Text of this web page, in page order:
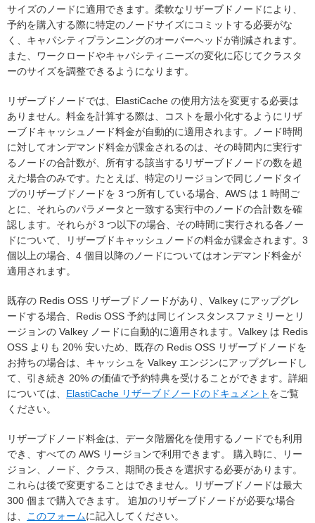
サイズのノードに適用できます。柔軟なリザーブドノードにより、
予約を購入する際に特定のノードサイズにコミットする必要がな
く、キャパシティプランニングのオーバーヘッドが削減されます。
また、ワークロードやキャパシティニーズの変化に応じてクラスタ
ーのサイズを調整できるようになります。
リザーブドノードでは、ElastiCache の使用方法を変更する必要は
ありません。料金を計算する際は、コストを最小化するようにリザ
ーブドキャッシュノード料金が自動的に適用されます。ノード時間
に対してオンデマンド料金が課金されるのは、その時間内に実行す
るノードの合計数が、所有する該当するリザーブドノードの数を超
えた場合のみです。たとえば、特定のリージョンで同じノードタイ
プのリザーブドノードを 3 つ所有している場合、AWS は 1 時間ご
とに、それらのパラメータと一致する実行中のノードの合計数を確
認します。それらが 3 つ以下の場合、その時間に実行される各ノー
ドについて、リザーブドキャッシュノードの料金が課金されます。3
個以上の場合、4 個目以降のノードについてはオンデマンド料金が
適用されます。
既存の Redis OSS リザーブドノードがあり、Valkey にアップグレ
ードする場合、Redis OSS 予約は同じインスタンスファミリーとリ
ージョンの Valkey ノードに自動的に適用されます。Valkey は Redis
OSS よりも 20% 安いため、既存の Redis OSS リザーブドノードを
お持ちの場合は、キャッシュを Valkey エンジンにアップグレードし
て、引き続き 20% の価値で予約特典を受けることができます。詳細
については、 ElastiCache リザーブドノードのドキュメント をご覧
ください。
リザーブドノード料金は、データ階層化を使用するノードでも利用
でき、すべての AWS リージョンで利用できます。 購入時に、リー
ジョン、ノード、クラス、期間の長さを選択する必要があります。
これらは後で変更することはできません。リザーブドノードは最大
300 個まで購入できます。 追加のリザーブドノードが必要な場合
は、
このフォームに記入してください。